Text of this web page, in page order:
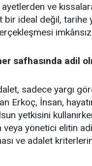
ve
ideal değil, tarihe
imkânsız
safhasında adil
sadece yargı
Erkoç, İnsan,
yetkisini
veya yönetici elitin
ve adalet